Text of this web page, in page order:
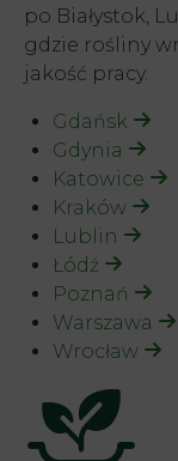
po Białystok,
gdzie rośliny
jakość pracy.
Gdańsk
Gdynia
Katowice
Kraków
Lublin
Łódź
Poznań
Warszawa
Wrocław